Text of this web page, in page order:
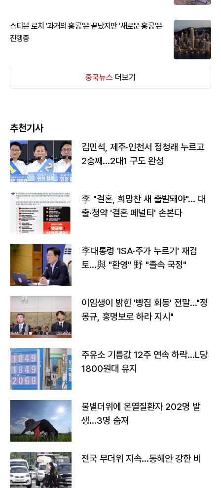
스티븐 로치 '과거의 홍콩'은 끝났지만 '새로운 홍콩'은
진행중
중국뉴스 더보기
추천기사
김민석, 제주·인천서 정청래 누르고
2승째…2대1 구도 완성
李 "결혼, 희망찬 새 출발돼야"… 대
출·청약 '결혼 페널티' 손본다
李대통령 'ISA·주가 누르기' 재검
토…與 "환영" 野 "졸속 국정"
이임생이 밝힌 '빵집 회동' 전말…"정
몽규, 홍명보로 하라 지시"
주유소 기름값 12주 연속 하락…L당
1800원대 유지
불볕더위에 온열질환자 202명 발
생…3명 숨져
전국 무더위 지속…동해안 강한 비